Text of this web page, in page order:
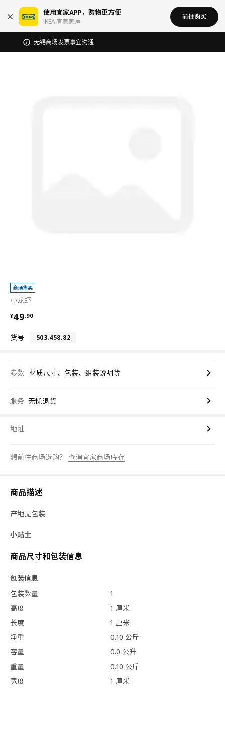
使用宜家APP，购物更方便
IKEA 宜家家居
前往购买
宜家在中国召回部分批次BÄSINGEN 巴辛根 淋浴椅
商场售卖
小龙虾
¥49.90
¥ 49.90
货号 503.458.82
参数 材质尺寸、包装、组装说明等
服务 无忧退货
地址
想前往商场选购？ 查询宜家商场库存
商品描述
产地见包装
小贴士
商品尺寸和包装信息
包装信息
包装数量
1
高度
1 厘米
长度
1 厘米
净重
0.10 公斤
容量
0.0 公升
重量
0.10 公斤
宽度
1 厘米